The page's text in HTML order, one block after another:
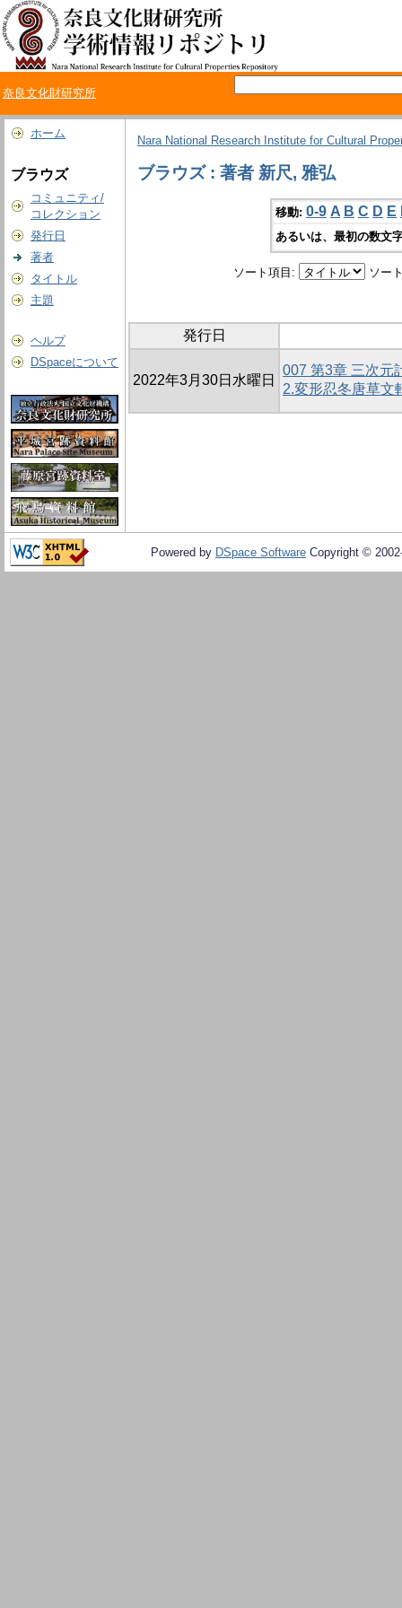
奈良文化財研究所
ホーム
ブラウズ
コミュニティ/
コレクション
発行日
著者
タイトル
主題
ヘルプ
DSpaceについて
Nara National Research Institute for Cultural
ブラウズ : 著者 新尺, 雅弘
移動: 0-9 A B C D E
あるいは、最初の数文
ソート項目: ソー
発行日
2022年3月30日水曜日
007 第3章 三次元
2.変形忍冬唐草文
Powered by DSpace Software Copyright ©